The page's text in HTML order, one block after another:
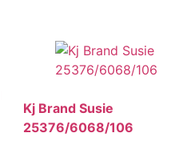
Kj Brand Susie
25376/6068/106